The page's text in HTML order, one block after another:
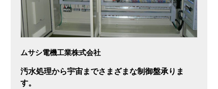
ムサシ電機工業株式会社
汚水処理から宇宙までさまざまな制御盤承りま
す。